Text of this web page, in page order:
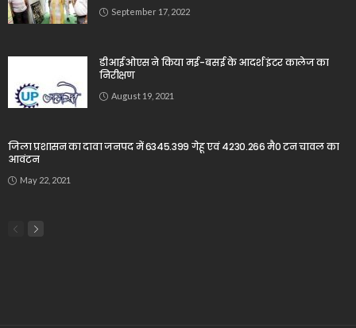
September 17, 2022
डीआईओएस ने किया मई-बसई के आदर्श इंटर कालेज का
निरीक्षण
August 19, 2021
जिला प्रशासन का दावा जनपद में 6345.399 गेहू एवं 4230.266 मै0 टन चावल का
आवंटन
May 22, 2021